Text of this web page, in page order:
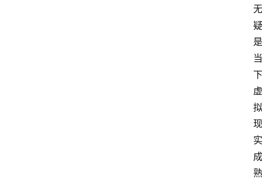
无
疑
是
当
下
虚
拟
现
实
成
熟